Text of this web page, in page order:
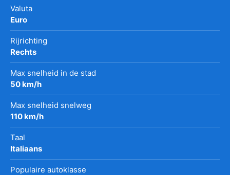
Valuta
Euro
Rijrichting
Rechts
Max snelheid in de stad
50 km/h
Max snelheid snelweg
110 km/h
Taal
Italiaans
Populaire autoklasse